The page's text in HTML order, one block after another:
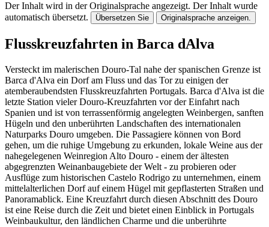
Der Inhalt wird in der Originalsprache angezeigt. Der Inhalt wurde
automatisch übersetzt.
Übersetzen Sie Originalsprache anzeigen.
Flusskreuzfahrten in Barca dAlva
Versteckt im malerischen Douro-Tal nahe der spanischen Grenze ist
Barca d'Alva ein Dorf am Fluss und das Tor zu einigen der
atemberaubendsten Flusskreuzfahrten Portugals. Barca d'Alva ist die
letzte Station vieler Douro-Kreuzfahrten vor der Einfahrt nach
Spanien und ist von terrassenförmig angelegten Weinbergen, sanften
Hügeln und den unberührten Landschaften des internationalen
Naturparks Douro umgeben. Die Passagiere können von Bord
gehen, um die ruhige Umgebung zu erkunden, lokale Weine aus der
nahegelegenen Weinregion Alto Douro - einem der ältesten
abgegrenzten Weinanbaugebiete der Welt - zu probieren oder
Ausflüge zum historischen Castelo Rodrigo zu unternehmen, einem
mittelalterlichen Dorf auf einem Hügel mit gepflasterten Straßen und
Panoramablick. Eine Kreuzfahrt durch diesen Abschnitt des Douro
ist eine Reise durch die Zeit und bietet einen Einblick in Portugals
Weinbaukultur, den ländlichen Charme und die unberührte